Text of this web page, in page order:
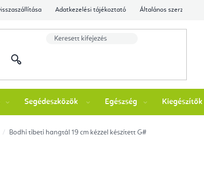
Adatkezelési tájékoztató Általános szerződési
Segédeszközök Egészség Kiegészítők
Bodhi tibeti hangtál 19 cm kézzel készített G#